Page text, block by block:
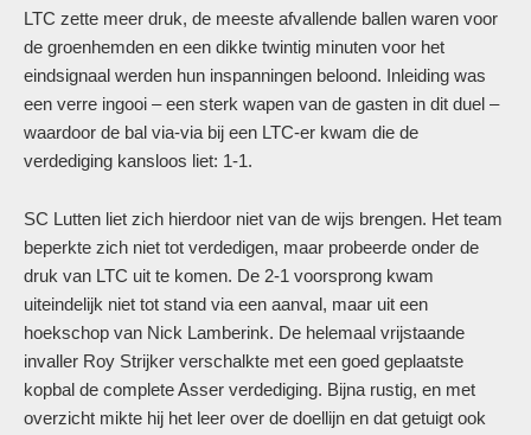
LTC zette meer druk, de meeste afvallende ballen waren voor
de groenhemden en een dikke twintig minuten voor het
eindsignaal werden hun inspanningen beloond. Inleiding was
een verre ingooi – een sterk wapen van de gasten in dit duel –
waardoor de bal via-via bij een LTC-er kwam die de
verdediging kansloos liet: 1-1.
SC Lutten liet zich hierdoor niet van de wijs brengen. Het team
beperkte zich niet tot verdedigen, maar probeerde onder de
druk van LTC uit te komen. De 2-1 voorsprong kwam
uiteindelijk niet tot stand via een aanval, maar uit een
hoekschop van Nick Lamberink. De helemaal vrijstaande
invaller Roy Strijker verschalkte met een goed geplaatste
kopbal de complete Asser verdediging. Bijna rustig, en met
overzicht mikte hij het leer over de doellijn en dat getuigt ook